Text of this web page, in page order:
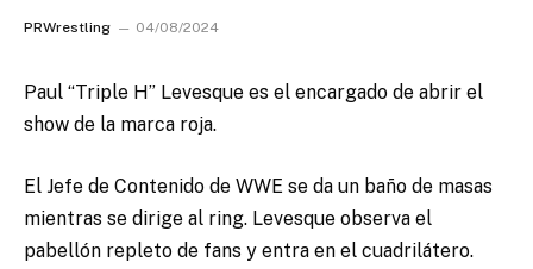
PRWrestling 04/08/2024
Paul “Triple H” Levesque es el encargado de abrir el
show de la marca roja.
El Jefe de Contenido de WWE se da un baño de masas
mientras se dirige al ring. Levesque observa el
pabellón repleto de fans y entra en el cuadrilátero.